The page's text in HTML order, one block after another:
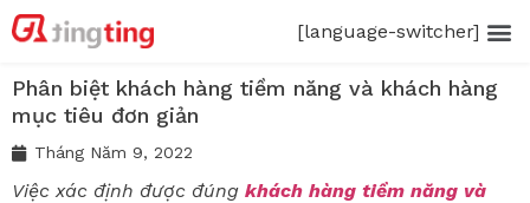
[language-switcher]
Phân biệt khách hàng tiềm năng và khách hàng
mục tiêu đơn giản
Tháng Năm 9, 2022
Việc xác định được đúng khách hàng tiềm năng và